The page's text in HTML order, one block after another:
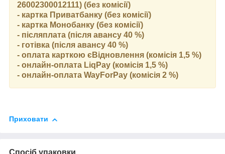
26002300012111) (без комісії)
- картка Приватбанку (без комісії)
- картка Монобанку (без комісії)
- післяплата (після авансу 40 %)
- готівка (після авансу 40 %)
- оплата карткою єВідновлення (комісія 1,5 %)
- онлайн-оплата LiqPay (комісія 1,5 %)
- онлайн-оплата WayForPay (комісія 2 %)
Приховати
Спосіб упаковки